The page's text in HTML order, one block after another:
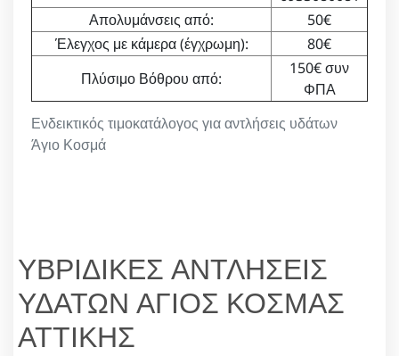
Ενδεικτικός τιμοκατάλογος για αντλήσεις υδάτων
Άγιο Κοσμά
Απολυμάνσεις από:
50€
Έλεγχος με κάμερα (έγχρωμη):
80€
Πλύσιμο Βόθρου από:
150€ συν
ΦΠΑ
ΥΒΡΙΔΙΚΕΣ ΑΝΤΛΗΣΕΙΣ
ΥΔΑΤΩΝ ΑΓΙΟΣ ΚΟΣΜΑΣ
ΑΤΤΙΚΗΣ